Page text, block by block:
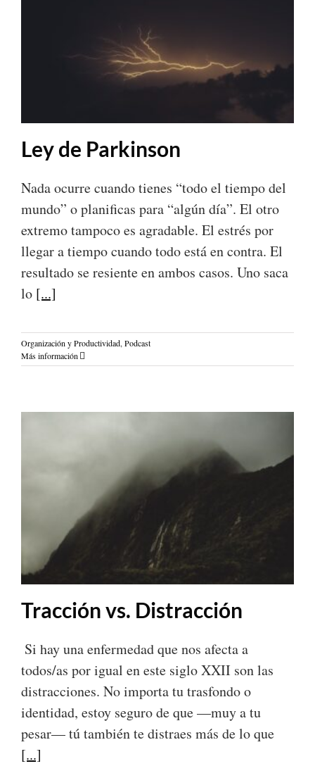
Ley de Parkinson
Nada ocurre cuando tienes “todo el tiempo del
mundo” o planificas para “algún día”. El otro
extremo tampoco es agradable. El estrés por
llegar a tiempo cuando todo está en contra. El
resultado se resiente en ambos casos. Uno saca
lo [...]
Organización y Productividad, Podcast
Más información
Tracción vs. Distracción
Si hay una enfermedad que nos afecta a
todos/as por igual en este siglo XXII son las
distracciones. No importa tu trasfondo o
identidad, estoy seguro de que —muy a tu
pesar— tú también te distraes más de lo que
[...]